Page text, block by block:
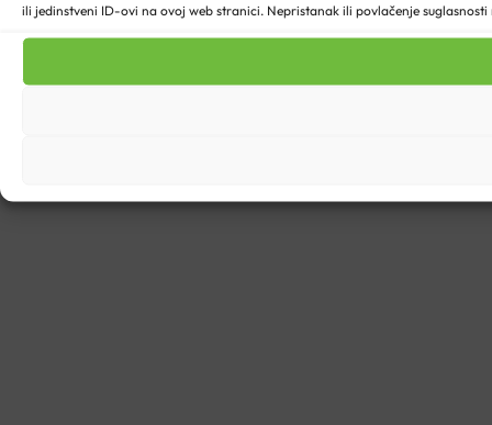
ili jedinstveni ID-ovi na ovoj web stranici. Nepristanak ili povlačenje